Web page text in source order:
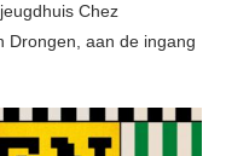
Chez
Drongen, aan de ingang